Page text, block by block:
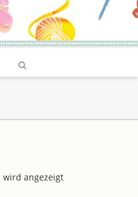
wird angezeigt